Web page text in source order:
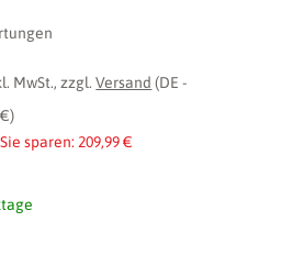
von 0 von 5 Sternen
MwSt., zzgl.Versand (DE -
Sie sparen: 209,99 €